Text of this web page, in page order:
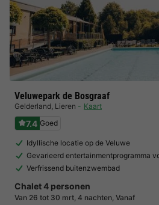
Veluwepark de Bosgraaf
Gelderland, Lieren Kaart
7.4 Goed
Idyllische locatie op de Veluwe
Gevarieerd entertainmentprogramma
Verfrissend buitenzwembad
Chalet 4 personen
Van 26 tot 30 mrt, 4 nachten, Vanaf